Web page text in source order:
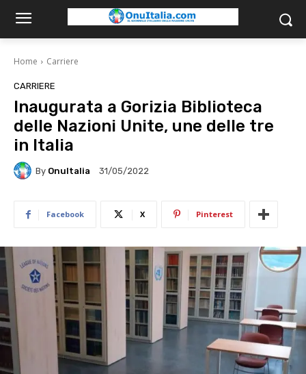
Home Carriere
CARRIERE
Inaugurata a Gorizia Biblioteca
delle Nazioni Unite, une delle tre
in Italia
By OnuItalia 31/05/2022
Facebook X Pinterest